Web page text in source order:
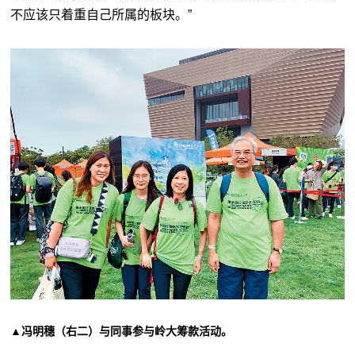
不应该只着重自己所属的板块。”
▲冯明穗（右二）与同事参与岭大筹款活动。